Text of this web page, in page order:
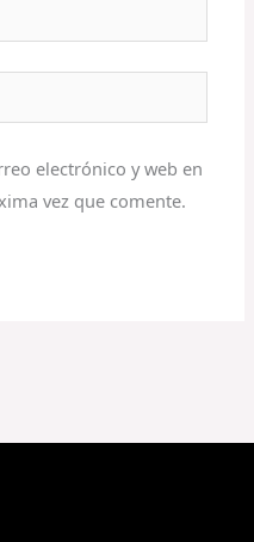
electrónico y web en
vez que comente.